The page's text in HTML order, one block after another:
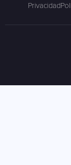
Privacidad